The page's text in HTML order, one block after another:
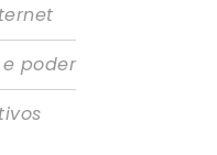
poder